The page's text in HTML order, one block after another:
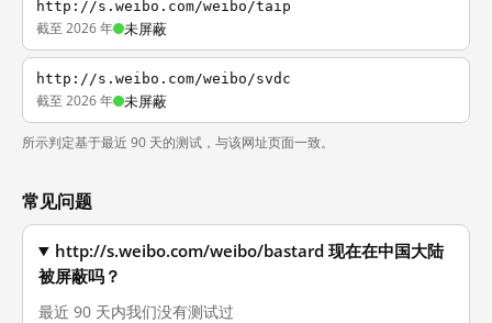
http://s.weibo.com/weibo/taip
截至 2026 年 未屏蔽
http://s.weibo.com/weibo/svdc
截至 2026 年 未屏蔽
所示判定基于最近 90 天的测试，与该网址页面一致。
常见问题
http://s.weibo.com/weibo/bastard 现在在中国大陆
被屏蔽吗？
最近 90 天内我们没有测试过